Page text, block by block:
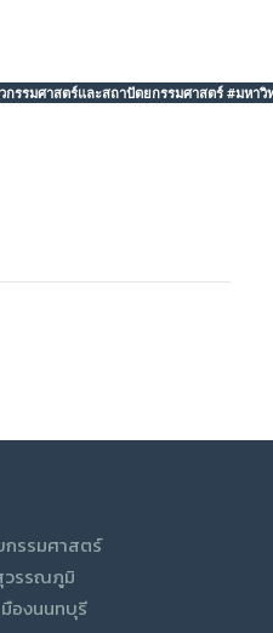
รรมศาสตร์และสถาปัตยกรรมศาสตร์ #มห
รรมศาสตร์
วรรณภูมิ
มืองนนทบุรี